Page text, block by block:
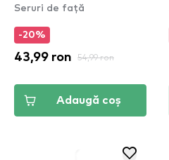
Seruri de față
-20%
43,99 ron 54,99 ron
Adaugă coș